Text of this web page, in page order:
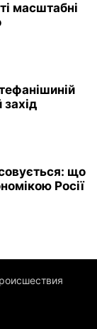
масштабні
що
Росії